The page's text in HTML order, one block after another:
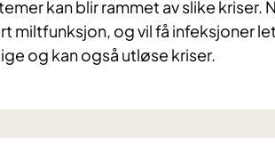
kan blir rammet av slike kriser.
miltfunksjon, og vil få infeksjoner
og kan også utløse kriser.